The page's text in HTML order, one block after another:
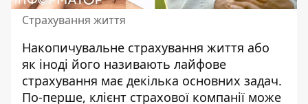
Страхування життя
Накопичувальне страхування життя або
як іноді його називають лайфове
страхування має декілька основних задач.
По-перше, клієнт страхової компанії може